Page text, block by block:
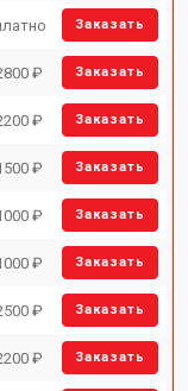
Заказать
₽ Заказать
₽ Заказать
₽ Заказать
₽ Заказать
₽ Заказать
₽ Заказать
₽ Заказать